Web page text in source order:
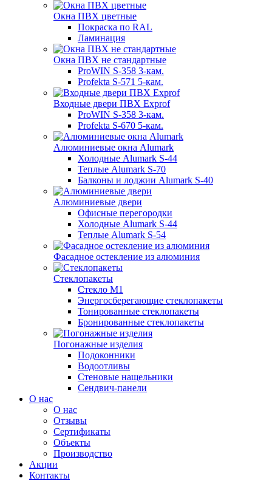
Окна ПВХ цветные
Покраска по RAL
Ламинация
Окна ПВХ не стандартные
ProWIN S-358 3-кам.
Profekta S-571 5-кам.
Входные двери ПВХ Exprof
ProWIN S-358 3-кам.
Profekta S-670 5-кам.
Алюминиевые окна Alumark
Холодные Alumark S-44
Теплые Alumark S-70
Балконы и лоджии Alumark S-40
Алюминиевые двери
Офисные перегородки
Холодные Alumark S-44
Теплые Alumark S-54
Фасадное остекление из алюминия
Стеклопакеты
Стекло М1
Энергосберегающие стеклопакеты
Тонированные стеклопакеты
Бронированные стеклопакеты
Погонажные изделия
Подоконники
Водоотливы
Стеновые нащельники
Сендвич-панели
О нас
О нас
Отзывы
Сертификаты
Объекты
Производство
Акции
Контакты